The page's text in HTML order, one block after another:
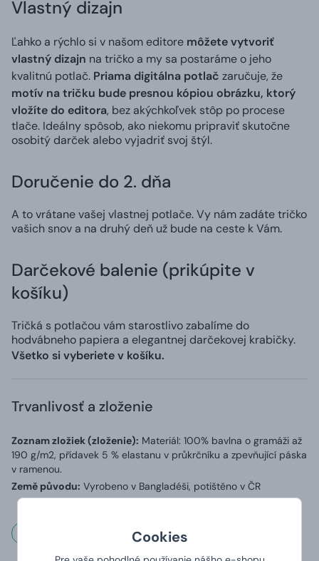
Cookies
Vlastný dizajn
Ľahko a rýchlo si v našom editore môžete vytvoriť
vlastný dizajn na tričko a my sa postaráme o jeho
kvalitnú potlač. Priama digitálna potlač zaručuje, že
motív na tričku bude presnou kópiou obrázku, ktorý
vložíte do editora, bez akýchkoľvek stôp po procese
tlače. Ideálny spôsob, ako niekomu pripraviť skutočne
osobitý darček alebo vyjadriť svoj štýl.
Doručenie do 2. dňa
A to vrátane vašej vlastnej potlače. Vy nám zadáte tričko
vašich snov a na druhý deň už bude na ceste k Vám.
Darčekové balenie (prikúpite v
košíku)
Tričká s potlačou vám starostlivo zabalíme do
hodvábneho papiera a elegantnej darčekovej krabičky.
Všetko si vyberiete v košíku.
Trvanlivosť a zloženie
Zoznam zložiek (zloženie): Materiál: 100% bavlna o gramáži až
190 g/m2, přídavek 5 % elastanu v průkrčníku a zpevňující páska
v ramenou.
Země původu: Vyrobeno v Bangladéši, potištěno v ČR
Rozmery a váha